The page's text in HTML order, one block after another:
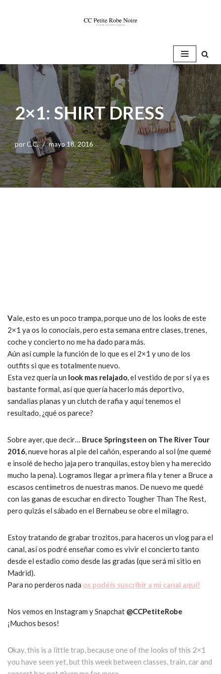
2×1: SHIRT DRESS
por C.C. mayo 18, 2016
Vale, esto es un poco trampa, porque uno de los looks de este
2×1 ya os lo conocíais, pero esta semana entre clases, trenes,
coche y concierto no me ha dado para más.
Aún así cumple la función de lo que es el 2×1 y uno de los
outfits si que es totalmente nuevo.
Esta vez quería un look mas relajado, el vestido de por sí ya es
bastante formal, así que quería hacerlo más deportivo,
sandalias planas y un clutch de rafia y aquí tenemos el
resultado, ¿qué os parece?
Sobre ayer, que decir… Bruce Springsteen on The River Tour
2016, nueve horas al pie del cañón, esperando al sol (me quemé
e insolé de hecho jaja pero tranquilas, estoy bien y ha merecido
mucho la pena). Logramos llegar a primera fila y tener a Bruce a
escasos centímetros de nuestras manos. De nuevo me quedé
con las ganas de escuchar en directo Tougher Than The Rest,
pero quizás el sábado en el Bernabeu se obre el milagro.
Estoy tratando de grabar trozitos, para haceros un vlog para el
canal, así os podré enseñar como es vivir el concierto tanto
desde el estadio como desde las gradas (que será mi sitio en
Madrid).
Para no perderos nada os podéis suscribir a mi canal aquí!
Nos vemos en Instagram y Snapchat @CCPetiteRobe
¡Muchos besos!
Okay, this is a little trap, because one of the looks of this 2×1
you have seen yet, but this week between classes, train, car and